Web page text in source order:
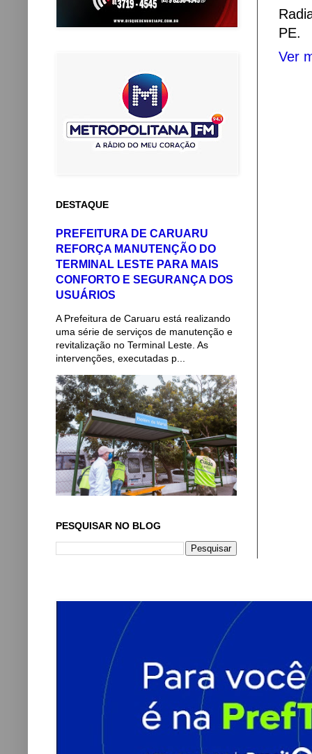
PE.
Ver
DESTAQUE
PREFEITURA DE CARUARU
REFORÇA MANUTENÇÃO DO
TERMINAL LESTE PARA MAIS
CONFORTO E SEGURANÇA DOS
USUÁRIOS
A Prefeitura de Caruaru está realizando
uma série de serviços de manutenção e
revitalização no Terminal Leste. As
intervenções, executadas p...
PESQUISAR NO BLOG